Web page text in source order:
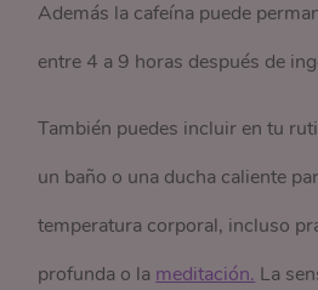
Además la cafeína puede
entre 4 a 9 horas después de
También puedes incluir en tu
un baño o una ducha caliente
temperatura corporal, incluso
profunda o lameditación. La